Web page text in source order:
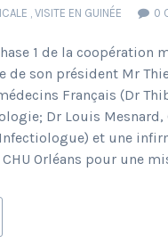
, VISITE EN GUINÉE 0
1 de la coopération
de son président Mr
Français (Dr
Dr Louis Mesnard,
Infectiologue) et une
Orléans pour une